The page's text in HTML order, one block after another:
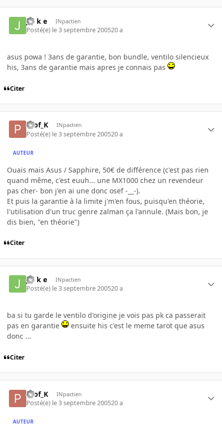
j o k e INpactien
Posté(e) le 3 septembre 200520 a
asus powa ! 3ans de garantie, bon bundle, ventilo silencieux
his, 3ans de garantie mais apres je connais pas
Citer
Prof_K INpactien
Posté(e) le 3 septembre 200520 a
AUTEUR
Ouais mais Asus / Sapphire, 50€ de différence (c'est pas rien
quand même, c'est euuh... une MX1000 chez un revendeur
pas cher- bon j'en ai une donc osef -__-).
Et puis la garantie à la limite j'm'en fous, puisqu'en théorie,
l'utilisation d'un truc genre zalman ça l'annule. (Mais bon, je
dis bien, "en théorie")
Citer
j o k e INpactien
Posté(e) le 3 septembre 200520 a
ba si tu garde le ventilo d'origine je vois pas pk ca passerait
pas en garantie
ensuite his c'est le meme tarot que asus
donc ...
Citer
Prof_K INpactien
Posté(e) le 3 septembre 200520 a
AUTEUR